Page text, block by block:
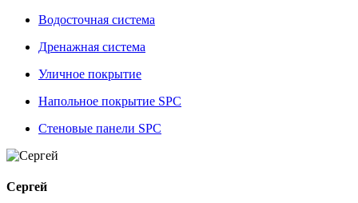
Водосточная система
Дренажная система
Уличное покрытие
Напольное покрытие SPC
Стеновые панели SPC
Сергей